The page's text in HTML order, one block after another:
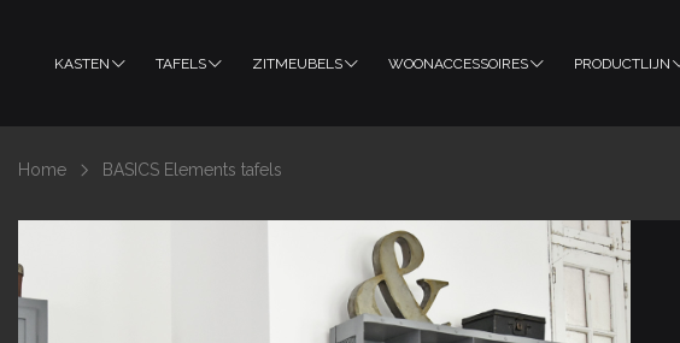
KASTEN TAFELS ZITMEUBELS WOONACCESSOIRES PRODUCTLIJN
Home BASICS Elements tafels